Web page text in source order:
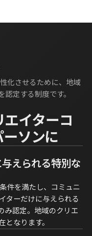
化させるために、地域
定する制度です。
イターコ
ーソンに
えられる特別な
件を満たし、コミュニ
ターだけに与えられる
み認定。地域のクリエ
なります。